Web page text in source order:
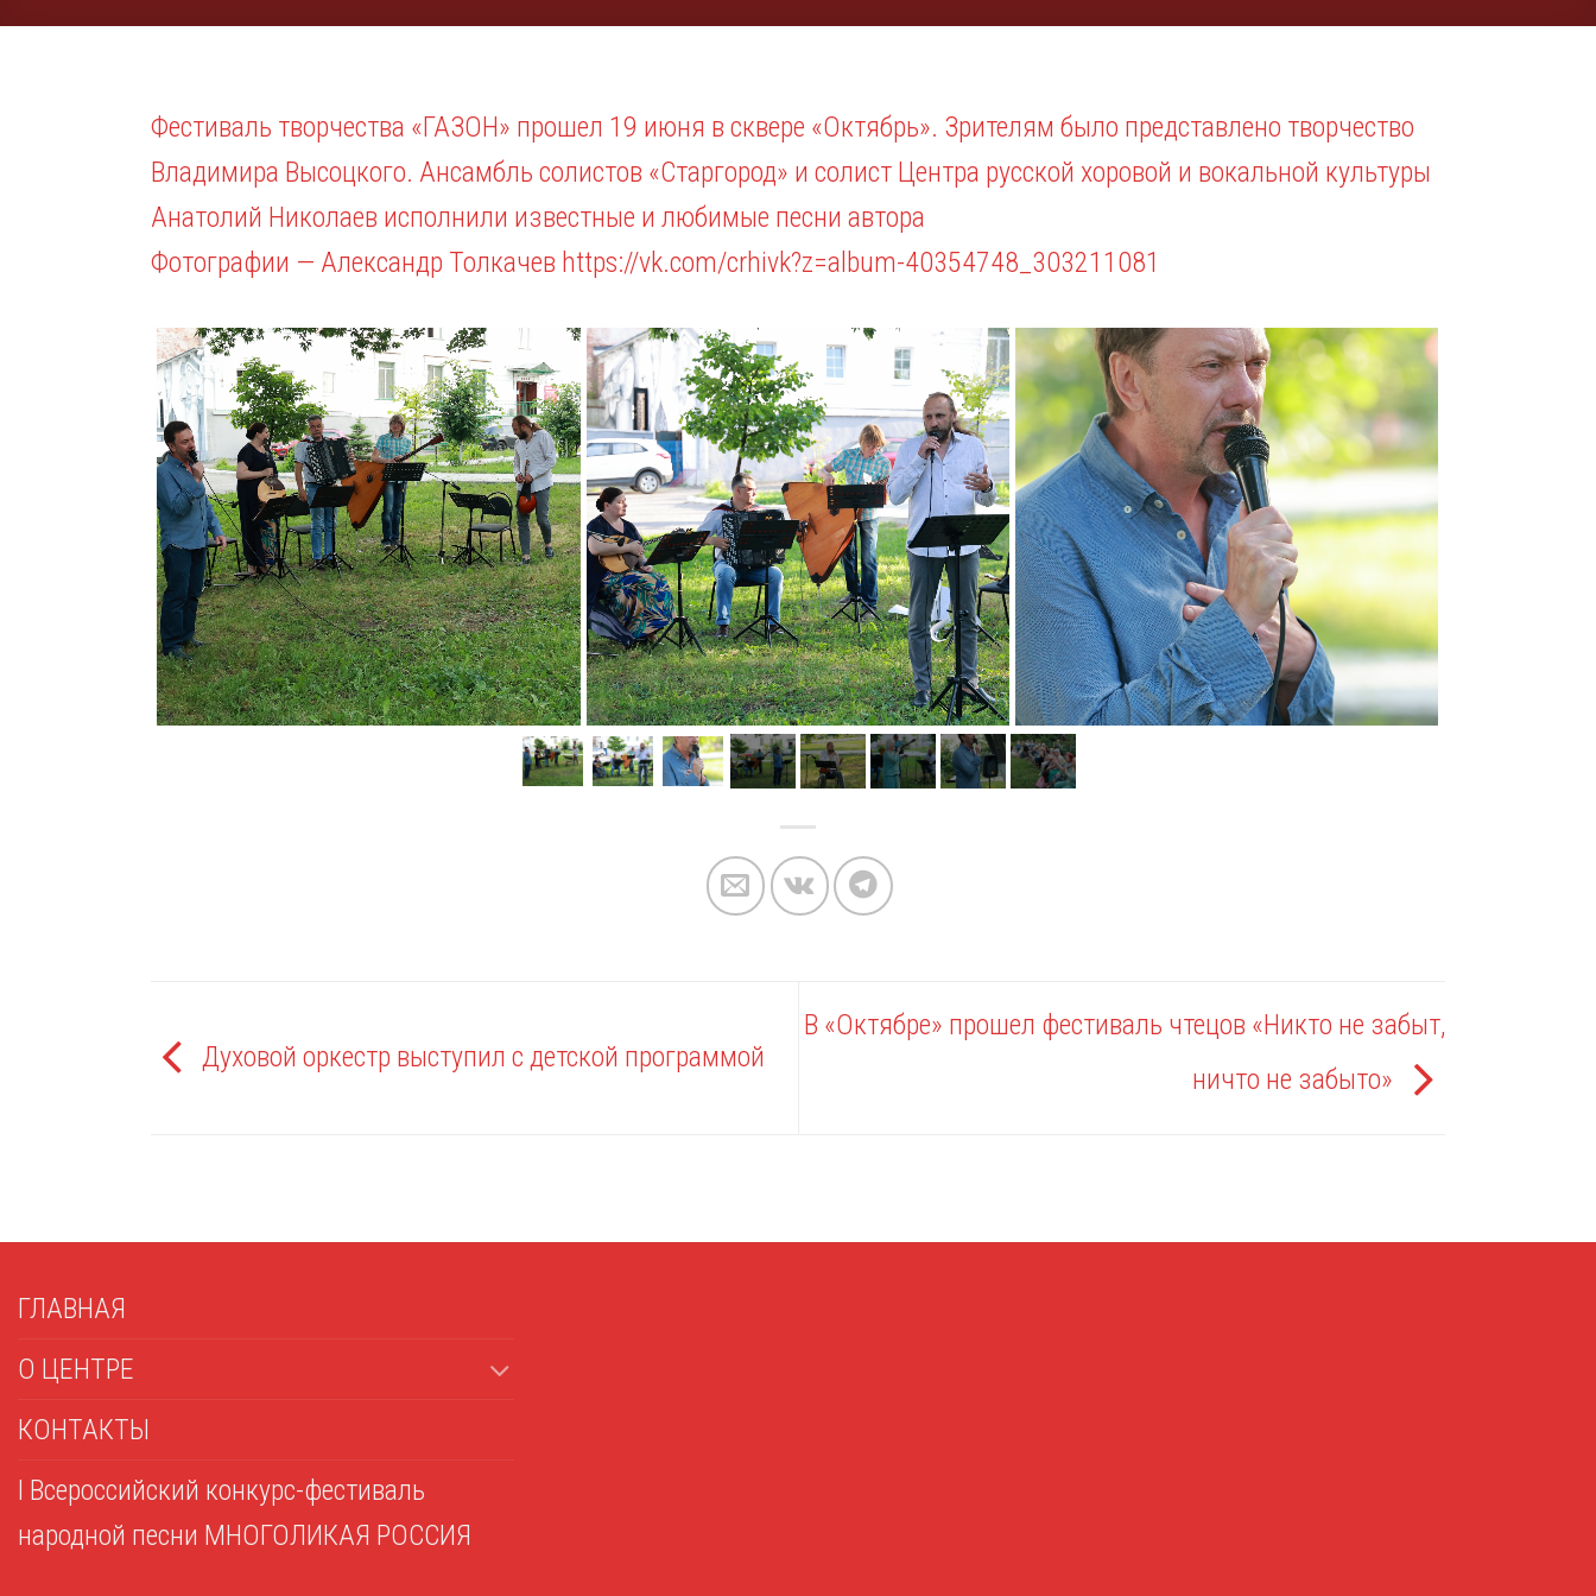
Фестиваль творчества «ГАЗОН» прошел 19 июня в сквере «Октябрь». Зрителям было представлено творчество
Владимира Высоцкого. Ансамбль солистов «Старгород» и солист Центра русской хоровой и вокальной культуры
Анатолий Николаев исполнили известные и любимые песни автора
Фотографии — Александр Толкачев https://vk.com/crhivk?z=album-40354748_303211081
Духовой оркестр выступил с детской программой
В «Октябре» прошел фестиваль чтецов «Никто не забыт,
ничто не забыто»
ГЛАВНАЯ
О ЦЕНТРЕ
КОНТАКТЫ
I Всероссийский конкурс-фестиваль
народной песни МНОГОЛИКАЯ РОССИЯ